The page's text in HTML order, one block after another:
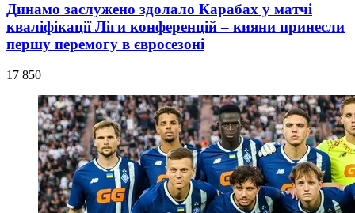
Динамо заслужено здолало Карабах у матчі
кваліфікації Ліги конференцій – кияни принесли
першу перемогу в євросезоні
17 850